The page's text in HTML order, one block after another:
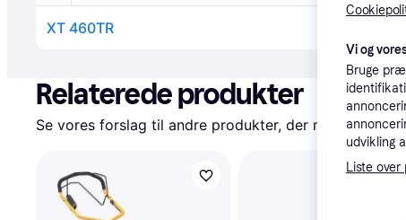
XT 460TR
Relaterede produkter
Se vores forslag til andre produkter, der matcher dine
Vi og
Bruge
udvikling
Liste over